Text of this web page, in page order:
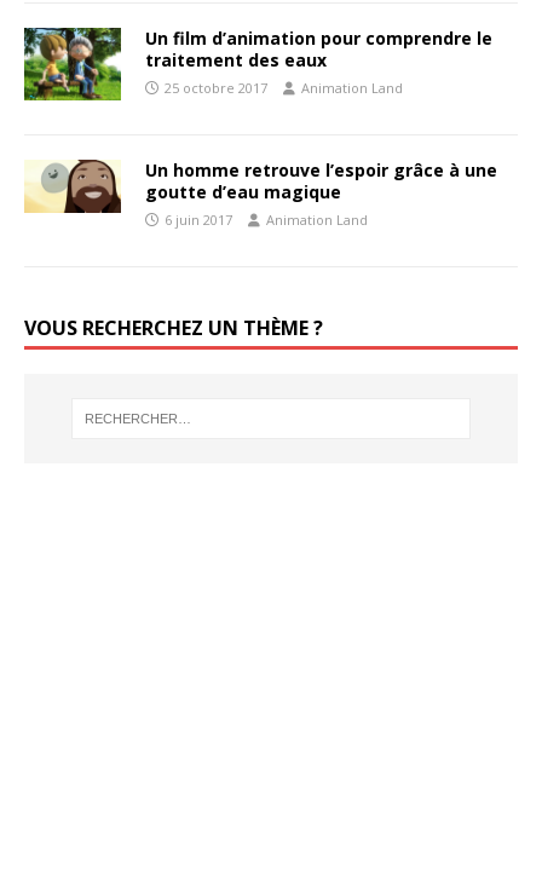
Un film d’animation pour comprendre le
traitement des eaux
25 octobre 2017 Animation Land
Un homme retrouve l’espoir grâce à une
goutte d’eau magique
6 juin 2017 Animation Land
VOUS RECHERCHEZ UN THÈME ?